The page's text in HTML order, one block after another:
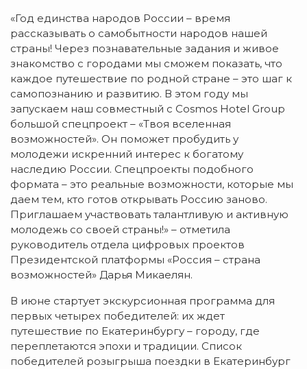
«Год единства народов России – время
рассказывать о самобытности народов нашей
страны! Через познавательные задания и живое
знакомство с городами мы сможем показать, что
каждое путешествие по родной стране – это шаг к
самопознанию и развитию. В этом году мы
запускаем наш совместный с Cosmos Hotel Group
большой спецпроект – «Твоя вселенная
возможностей». Он поможет пробудить у
молодежи искренний интерес к богатому
наследию России. Спецпроекты подобного
формата – это реальные возможности, которые мы
даем тем, кто готов открывать Россию заново.
Приглашаем участвовать талантливую и активную
молодежь со своей страны!» – отметила
руководитель отдела цифровых проектов
Президентской платформы «Россия – страна
возможностей» Дарья Микаелян.
В июне стартует экскурсионная программа для
первых четырех победителей: их ждет
путешествие по Екатеринбургу – городу, где
переплетаются эпохи и традиции. Список
победителей розыгрыша поездки в Екатеринбург